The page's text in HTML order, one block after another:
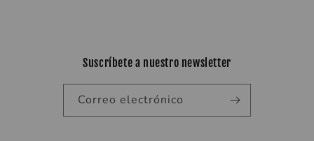
Suscríbete a nuestro newsletter
Correo electrónico